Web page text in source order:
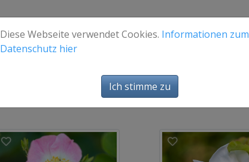
Diese Webseite verwendet Cookies. Informationen zum
Datenschutz hier
Ich stimme zu